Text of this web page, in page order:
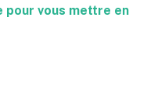
pour vous mettre en